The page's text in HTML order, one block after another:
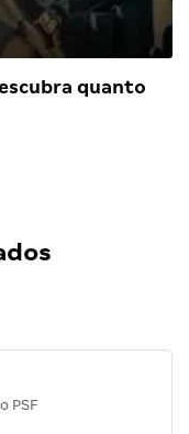
quanto
PSF